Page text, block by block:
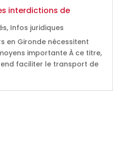
interdictions de
, Infos juridiques
en Gironde nécessitent
importante À ce titre,
faciliter le transport de